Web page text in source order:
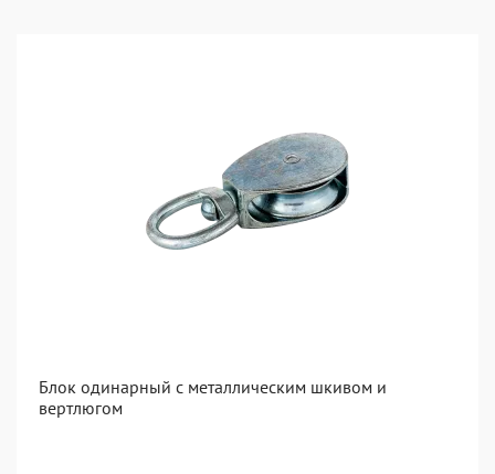
Блок одинарный с металлическим шкивом и
вертлюгом